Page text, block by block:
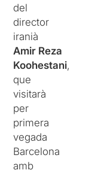
del
director
iranià
Amir Reza
Koohestani,
que
visitarà
per
primera
vegada
Barcelona
amb